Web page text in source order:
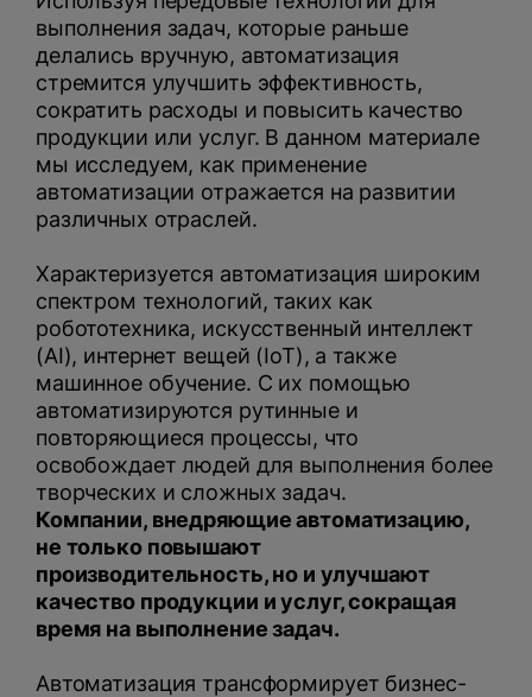
выполнения задач, которые раньше
делались вручную, автоматизация
стремится улучшить эффективность,
сократить расходы и повысить качество
продукции или услуг. В данном материале
мы исследуем, как применение
автоматизации отражается на развитии
различных отраслей.
Характеризуется автоматизация широким
спектром технологий, таких как
робототехника, искусственный интеллект
(AI), интернет вещей (IoT), а также
машинное обучение. С их помощью
автоматизируются рутинные и
повторяющиеся процессы, что
освобождает людей для выполнения более
творческих и сложных задач.
Компании, внедряющие автоматизацию,
не только повышают
производительность, но и улучшают
качество продукции и услуг, сокращая
время на выполнение задач.
Автоматизация трансформирует бизнес-